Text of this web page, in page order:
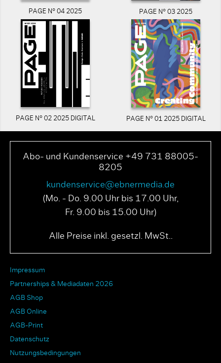
PAGE N° 04 2025 PAGE N° 03 2025
PAGE N° 02 2025 DIGITAL PAGE N° 01 2025 DIGITAL
Abo- und Kundenservice +49 731 88005-
8205
kundenservice@ebnermedia.de
(Mo. - Do. 9.00 Uhr bis 17.00 Uhr,
Fr. 9.00 bis 15.00 Uhr)
Alle Preise inkl. gesetzl. MwSt..
Impressum
Partnerships & Mediadaten 2026
AGB Shop
AGB Online
AGB-Print
Datenschutz
Nutzungsbedingungen